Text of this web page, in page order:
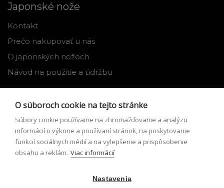
Japonské nože
Kontakt
Prečo nakupovať u nás
O japonských nožoch
Návod na použitie a údržbu
Môj profil
Zabudnuté heslo
O súboroch cookie na tejto stránke
Súbory cookie používame na zhromažďovanie a analýzu
informácií o výkone a používaní stránok, na poskytovanie
funkcií sociálnych médií a na vylepšenie a prispôsobenie
obsahu a reklám. Viac informácií
Nastavenia